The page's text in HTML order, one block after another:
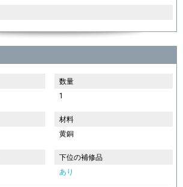
数量
1
材料
黄銅
下位の補修品
あり